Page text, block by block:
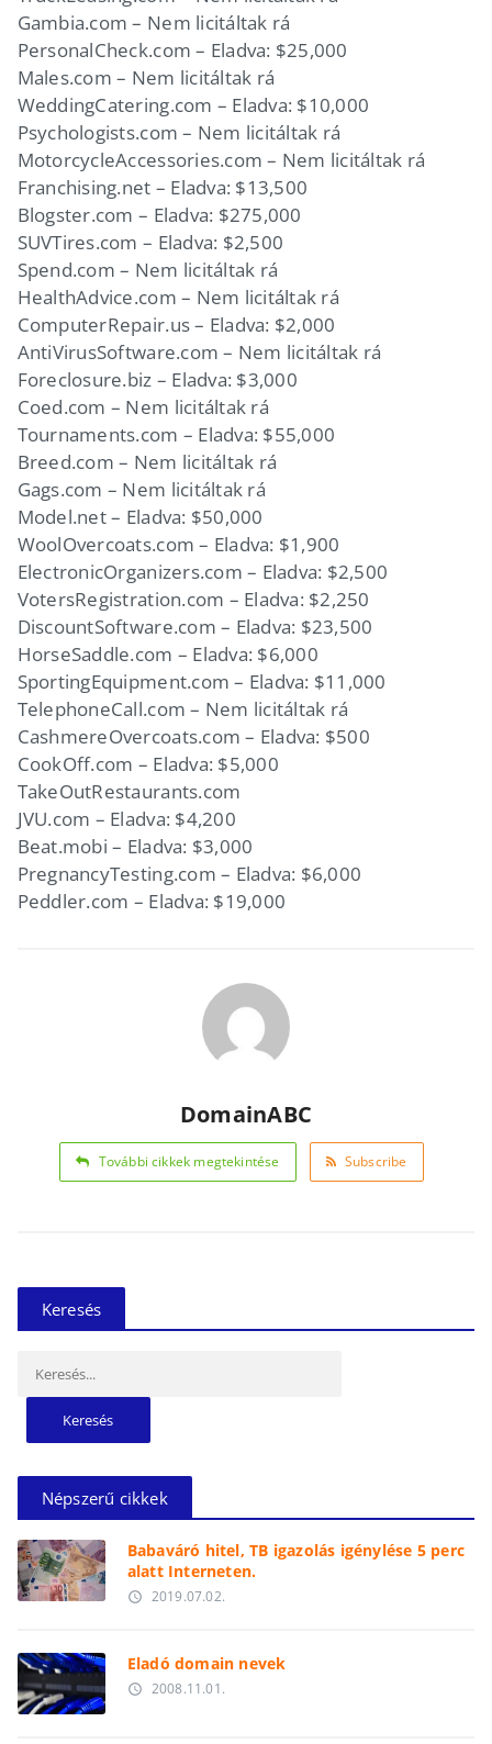
Gambia.com – Nem licitáltak rá
PersonalCheck.com – Eladva: $25,000
Males.com – Nem licitáltak rá
WeddingCatering.com – Eladva: $10,000
Psychologists.com – Nem licitáltak rá
MotorcycleAccessories.com – Nem licitáltak rá
Franchising.net – Eladva: $13,500
Blogster.com – Eladva: $275,000
SUVTires.com – Eladva: $2,500
Spend.com – Nem licitáltak rá
HealthAdvice.com – Nem licitáltak rá
ComputerRepair.us – Eladva: $2,000
AntiVirusSoftware.com – Nem licitáltak rá
Foreclosure.biz – Eladva: $3,000
Coed.com – Nem licitáltak rá
Tournaments.com – Eladva: $55,000
Breed.com – Nem licitáltak rá
Gags.com – Nem licitáltak rá
Model.net – Eladva: $50,000
WoolOvercoats.com – Eladva: $1,900
ElectronicOrganizers.com – Eladva: $2,500
VotersRegistration.com – Eladva: $2,250
DiscountSoftware.com – Eladva: $23,500
HorseSaddle.com – Eladva: $6,000
SportingEquipment.com – Eladva: $11,000
TelephoneCall.com – Nem licitáltak rá
CashmereOvercoats.com – Eladva: $500
CookOff.com – Eladva: $5,000
TakeOutRestaurants.com
JVU.com – Eladva: $4,200
Beat.mobi – Eladva: $3,000
PregnancyTesting.com – Eladva: $6,000
Peddler.com – Eladva: $19,000
DomainABC
További cikkek megtekintése Subscribe
Keresés
Népszerű cikkek
Babaváró hitel, TB igazolás igénylése 5 perc
alatt Interneten.
access_time 2019.07.02.
Eladó domain nevek
access_time 2008.11.01.